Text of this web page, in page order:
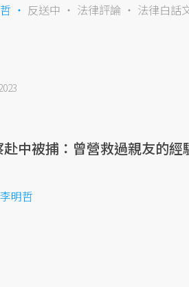
反送中 法律評論
法律白話
中被捕：曾營救過親友的經
李明哲